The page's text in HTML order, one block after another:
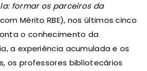
formar os parceiros da
Mérito RBE), nos últimos cinco
o conhecimento da
a experiência acumulada e os
os professores bibliotecários